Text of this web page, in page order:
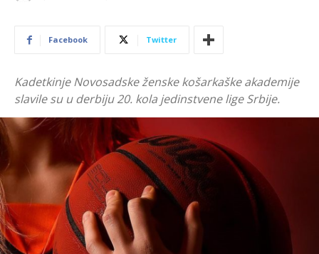
Facebook Twitter
Kadetkinje Novosadske ženske košarkaške akademije
slavile su u derbiju 20. kola jedinstvene lige Srbije.